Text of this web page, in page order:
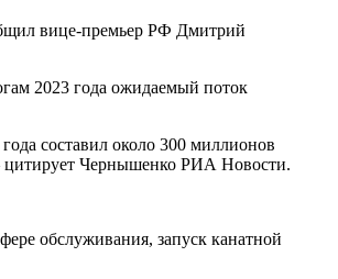
вице-премьер РФ Дмитрий
2023 года ожидаемый поток
составил около 300 миллионов
цитирует Чернышенко РИА Новости.
обслуживания, запуск канатной